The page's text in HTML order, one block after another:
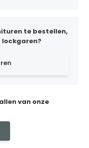
te bestellen,
van onze